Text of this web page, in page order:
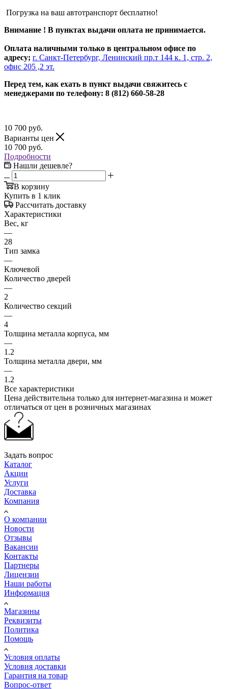
Погрузка на ваш автотранспорт бесплатно!
Внимание ! В пунктах выдачи оплата не принимается.
Оплата наличными только в центральном офисе по
адресу; г. Санкт-Петербург, Ленинский пр.т 144 к. 1, стр. 2,
офис 205 ,2 эт.
Перед тем, как ехать в пункт выдачи свяжитесь с
менеджерами по телефону: 8 (812) 660-58-28
10 700 руб.
Варианты цен
10 700 руб.
Подробности
Нашли дешевле?
В корзину
Купить в 1 клик
Рассчитать доставку
Характеристики
Вес, кг
—
28
Тип замка
—
Ключевой
Количество дверей
—
2
Количество секций
—
4
Толщина металла корпуса, мм
—
1.2
Толщина металла двери, мм
—
1.2
Все характеристики
Цена действительна только для интернет-магазина и может
отличаться от цен в розничных магазинах
Задать вопрос
Каталог
Акции
Услуги
Доставка
Компания
О компании
Новости
Отзывы
Вакансии
Контакты
Партнеры
Лицензии
Наши работы
Информация
Магазины
Реквизиты
Политика
Помощь
Условия оплаты
Условия доставки
Гарантия на товар
Вопрос-ответ